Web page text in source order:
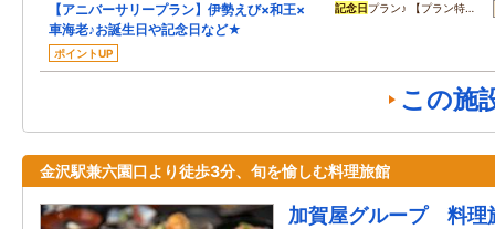
【アニバーサリープラン】伊勢えび×和王×
車海老♪お誕生日や記念日など★
ポイントUP
記念日 プラン♪ 【プラン特…
この施
金沢駅兼六園口より徒歩3分、旬を愉しむ料理旅館
加賀屋グループ 料